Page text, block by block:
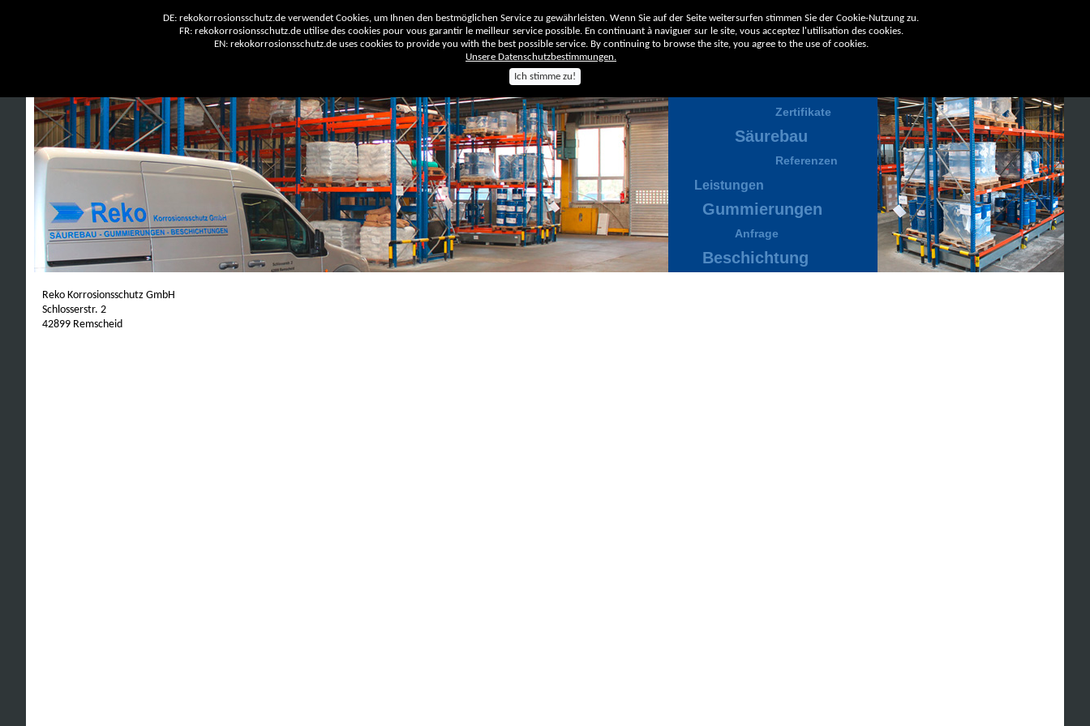
Zertifikate
Säurebau
Referenzen
Leistungen
Gummierungen
Anfrage
Beschichtung
Reko Korrosionsschutz GmbH
Schlosserstr. 2
42899 Remscheid
DE: rekokorrosionsschutz.de verwendet Cookies, um Ihnen den bestmöglichen Service zu gewährleisten. Wenn Sie auf der Seite weitersurfen stimmen Sie der Cookie-Nutzung zu.
FR: rekokorrosionsschutz.de utilise des cookies pour vous garantir le meilleur service possible. En continuant à naviguer sur le site, vous acceptez l'utilisation des cookies.
EN: rekokorrosionsschutz.de uses cookies to provide you with the best possible service. By continuing to browse the site, you agree to the use of cookies.
Unsere Datenschutzbestimmungen.
Ich stimme zu!